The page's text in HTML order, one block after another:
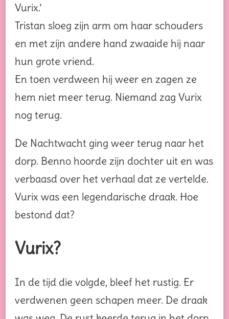
Vurix.’
Tristan sloeg zijn arm om haar schouders
en met zijn andere hand zwaaide hij naar
hun grote vriend.
En toen verdween hij weer en zagen ze
hem niet meer terug. Niemand zag Vurix
nog terug.
De Nachtwacht ging weer terug naar het
dorp. Benno hoorde zijn dochter uit en was
verbaasd over het verhaal dat ze vertelde.
Vurix was een legendarische draak. Hoe
bestond dat?
Vurix?
In de tijd die volgde, bleef het rustig. Er
verdwenen geen schapen meer. De draak